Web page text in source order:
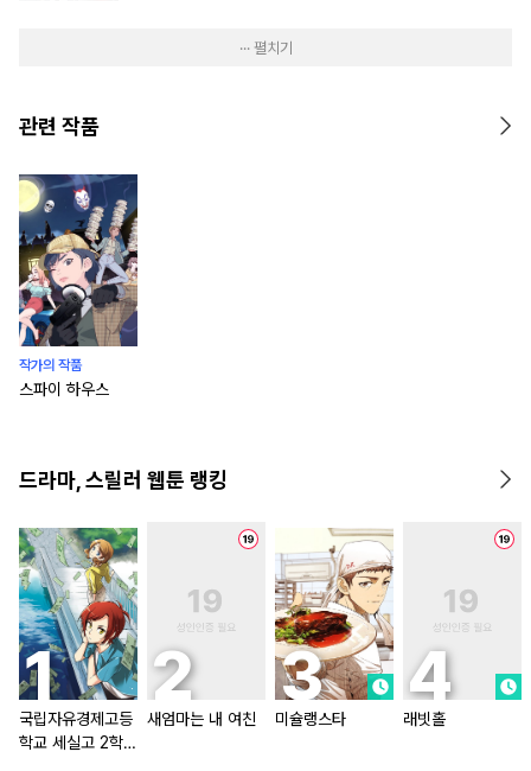
··· 펼치기
관련 작품
작가의 작품
스파이 하우스
드라마, 스릴러 웹툰 랭킹
국립자유경제고등
학교 세실고 2학기
새엄마는 내 여친 미슐랭스타 래빗홀